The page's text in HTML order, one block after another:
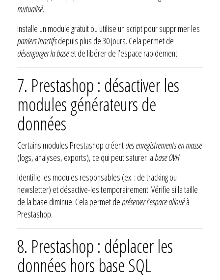
mutualisé.
Installe un module gratuit ou utilise un script pour supprimer les
paniers inactifsdepuis plus de 30 jours. Cela permet de
désengorger la baseet de libérer de l’espace rapidement.
7. Prestashop : désactiver les
modules générateurs de
données
Certains modules Prestashop créentdes enregistrements en masse
(logs, analyses, exports), ce qui peut saturer la base OVH.
Identifie les modules responsables (ex. : de tracking ou
newsletter) et désactive-les temporairement. Vérifie si la taille
de la base diminue. Cela permet depréserver l’espace allouéà
Prestashop.
8. Prestashop : déplacer les
données hors base SQL